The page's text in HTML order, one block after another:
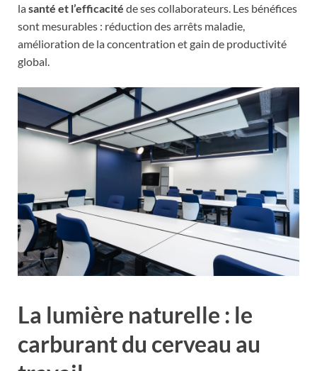
lasanté et l’efficacité de ses collaborateurs. Les bénéfices
sont mesurables : réduction des arrêts maladie,
amélioration de la concentration et gain de productivité
global.
La lumière naturelle : le
carburant du cerveau au